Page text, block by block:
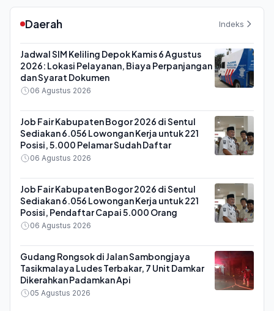
Daerah Indeks
Jadwal SIM Keliling Depok Kamis 6 Agustus
2026: Lokasi Pelayanan, Biaya Perpanjangan
dan Syarat Dokumen
06 Agustus 2026
Job Fair Kabupaten Bogor 2026 di Sentul
Sediakan 6.056 Lowongan Kerja untuk 221
Posisi, 5.000 Pelamar Sudah Daftar
06 Agustus 2026
Job Fair Kabupaten Bogor 2026 di Sentul
Sediakan 6.056 Lowongan Kerja untuk 221
Posisi, Pendaftar Capai 5.000 Orang
06 Agustus 2026
Gudang Rongsok di Jalan Sambongjaya
Tasikmalaya Ludes Terbakar, 7 Unit Damkar
Dikerahkan Padamkan Api
05 Agustus 2026